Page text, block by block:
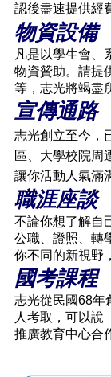
認後盡速提供經
物資設備
凡是以學生會、
物資贊助。請提
等，志光將竭盡
宣傳通路
志光創立至今，
區、大學校院周
讓你活動人氣滿
職涯座談
不論你想了解自
公職、證照、轉
你不同的新視野
國考課程
志光從民國68年
人考取，可以說
推廣教育中心合